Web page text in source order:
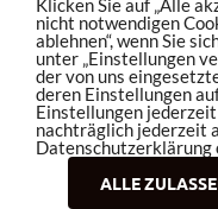
Klicken Sie auf „Alle
nicht notwendigen
ablehnen“, wenn Sie
unter „Einstellungen
der von uns
deren Einstellungen
Einstellungen
nachträglich jederzeit
Datenschutzerklärung
ALLE